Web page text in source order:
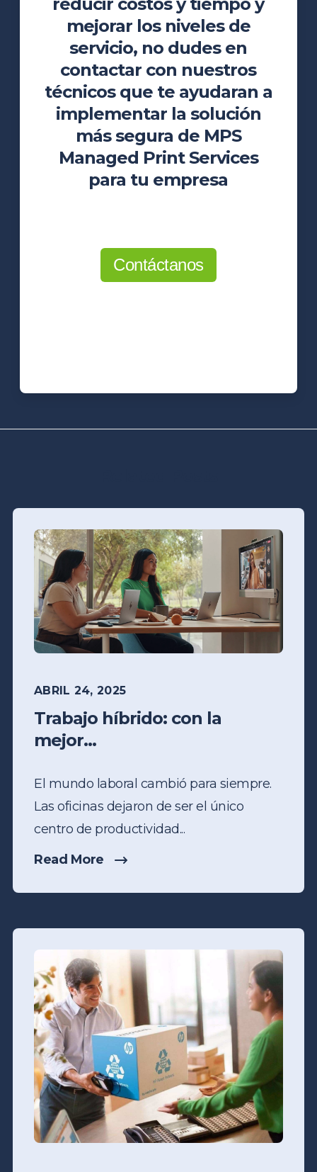
mejorar los niveles de
servicio, no dudes en
contactar con nuestros
técnicos que te ayudaran a
implementar la solución
más segura de MPS
Managed Print Services
para tu empresa
Contáctanos
ABRIL 24, 2025
Trabajo híbrido: con la
mejor...
El mundo laboral cambió para siempre.
Las oficinas dejaron de ser el único
centro de productividad...
Read More